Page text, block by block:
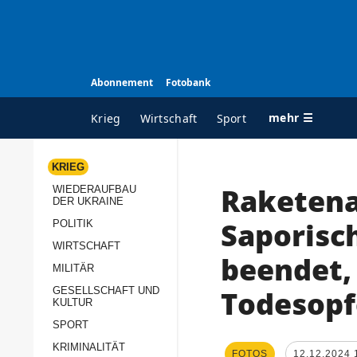
Abonnement Fotobank
Krieg Wirtschaft Sport mehr ☰
ALLE RUBRIKEN
Wiederaufbau der
Politik
Militär
KRIEG
WIEDERAUFBAU
DER UKRAINE
POLITIK
WIRTSCHAFT
MILITÄR
GESELLSCHAFT UND
KULTUR
SPORT
KRIMINALITÄT
FOTOS 12.12.2024